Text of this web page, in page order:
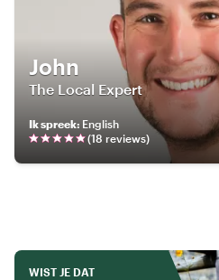
John
The Local Expert
Ik spreek: English
(18 reviews)
WIST JE DAT